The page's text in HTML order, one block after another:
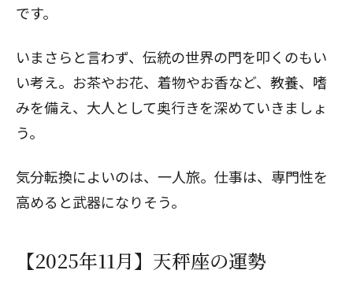
です。
いまさらと言わず、伝統の世界の門を叩くのもい
い考え。お茶やお花、着物やお香など、教養、嗜
みを備え、大人として奥行きを深めていきましょ
う。
気分転換によいのは、一人旅。仕事は、専門性を
高めると武器になりそう。
【2025年11月】天秤座の運勢